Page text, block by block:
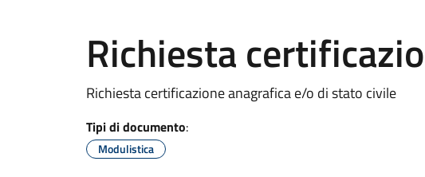
Richiesta
Richiesta certificazione anagrafica e/o di stato civile
Tipi di documento:
Modulistica